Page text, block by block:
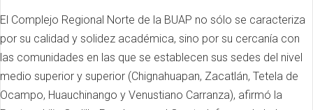
El Complejo Regional Norte de la BUAP no sólo se caracteriza
por su calidad y solidez académica, sino por su cercanía con
las comunidades en las que se establecen sus sedes del nivel
medio superior y superior (Chignahuapan, Zacatlán, Tetela de
Ocampo, Huauchinango y Venustiano Carranza), afirmó la